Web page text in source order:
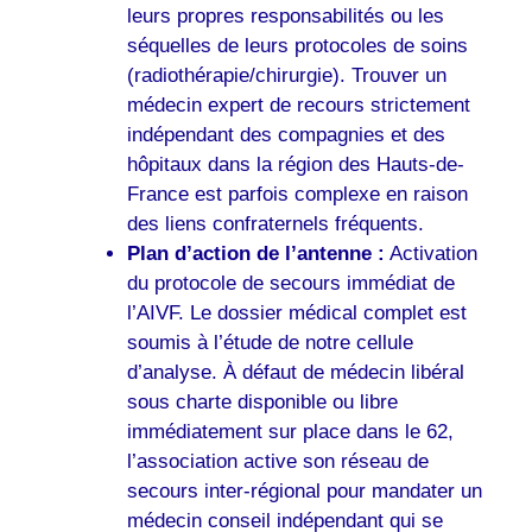
leurs propres responsabilités ou les
séquelles de leurs protocoles de soins
(radiothérapie/chirurgie). Trouver un
médecin expert de recours strictement
indépendant des compagnies et des
hôpitaux dans la région des Hauts-de-
France est parfois complexe en raison
des liens confraternels fréquents.
Plan d’action de l’antenne : Activation
du protocole de secours immédiat de
l’AIVF. Le dossier médical complet est
soumis à l’étude de notre cellule
d’analyse. À défaut de médecin libéral
sous charte disponible ou libre
immédiatement sur place dans le 62,
l’association active son réseau de
secours inter-régional pour mandater un
médecin conseil indépendant qui se